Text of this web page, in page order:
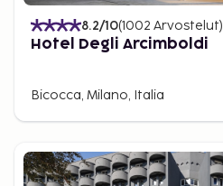
8.2/10(1002 Arvostelut)
Hotel Degli Arcimboldi
Bicocca, Milano, Italia